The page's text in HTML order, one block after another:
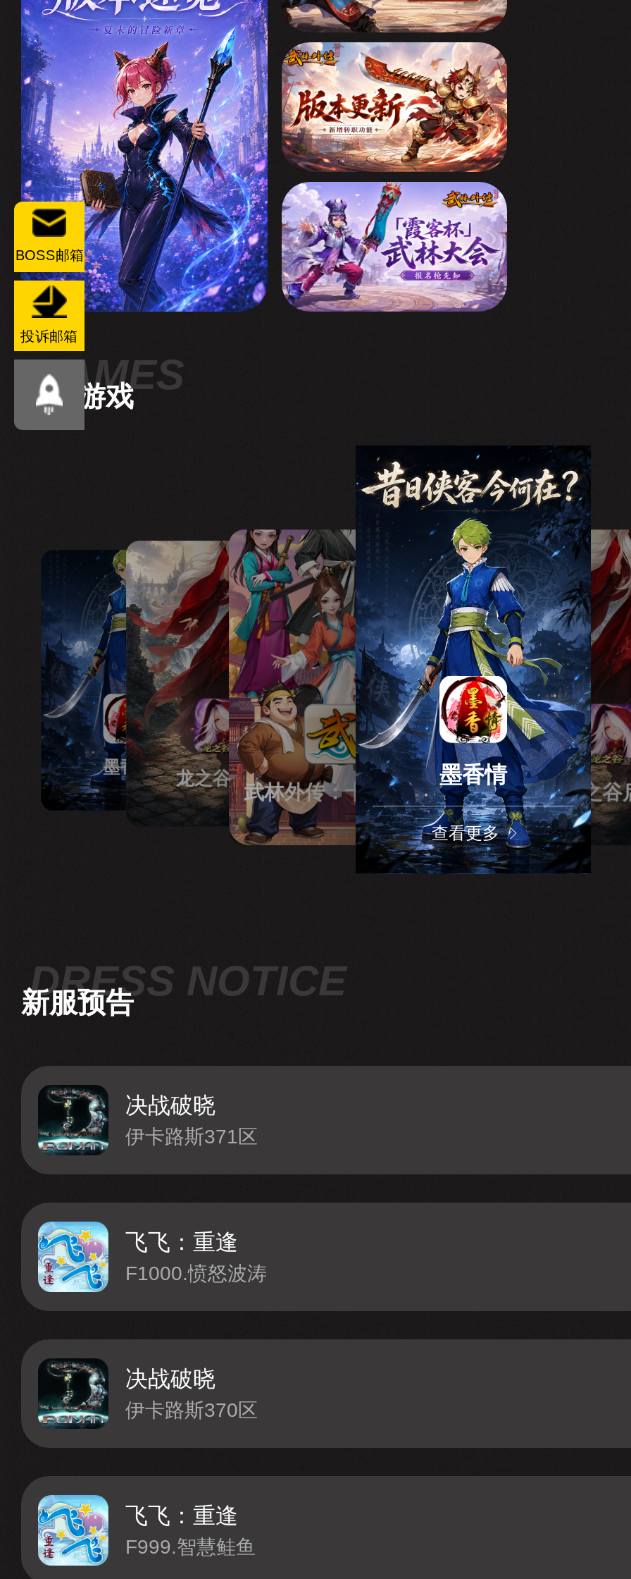
BOSS邮箱
投诉邮箱
热门游戏
墨香情
龙之谷启程
武林外传：十年之约
墨香情
查看更多
龙之谷
新服预告
决战破晓
伊卡路斯371区
飞飞：重逢
F1000.愤怒波涛
决战破晓
伊卡路斯370区
飞飞：重逢
F999.智慧鲑鱼